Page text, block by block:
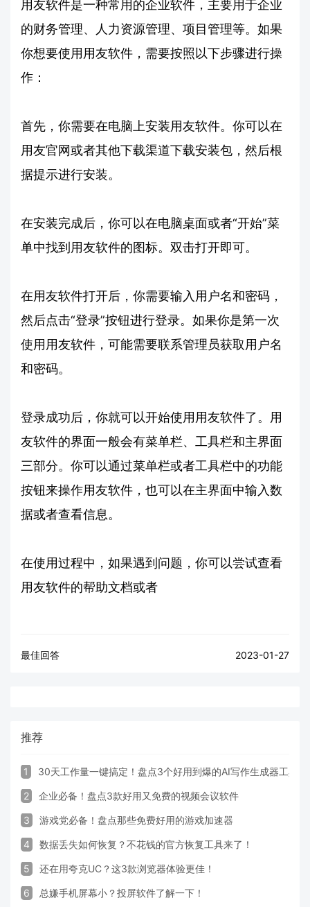
用友软件是一种常用的企业软件，主要用于企业
的财务管理、人力资源管理、项目管理等。如果
你想要使用用友软件，需要按照以下步骤进行操
作：
首先，你需要在电脑上安装用友软件。你可以在
用友官网或者其他下载渠道下载安装包，然后根
据提示进行安装。
在安装完成后，你可以在电脑桌面或者“开始”菜
单中找到用友软件的图标。双击打开即可。
在用友软件打开后，你需要输入用户名和密码，
然后点击“登录”按钮进行登录。如果你是第一次
使用用友软件，可能需要联系管理员获取用户名
和密码。
登录成功后，你就可以开始使用用友软件了。用
友软件的界面一般会有菜单栏、工具栏和主界面
三部分。你可以通过菜单栏或者工具栏中的功能
按钮来操作用友软件，也可以在主界面中输入数
据或者查看信息。
在使用过程中，如果遇到问题，你可以尝试查看
用友软件的帮助文档或者
最佳回答 2023-01-27
推荐
1 30天工作量一键搞定！盘点3个好用到爆的AI写作生成器工具
2 企业必备！盘点3款好用又免费的视频会议软件
3 游戏党必备！盘点那些免费好用的游戏加速器
4 数据丢失如何恢复？不花钱的官方恢复工具来了！
5 还在用夸克UC？这3款浏览器体验更佳！
6 总嫌手机屏幕小？投屏软件了解一下！